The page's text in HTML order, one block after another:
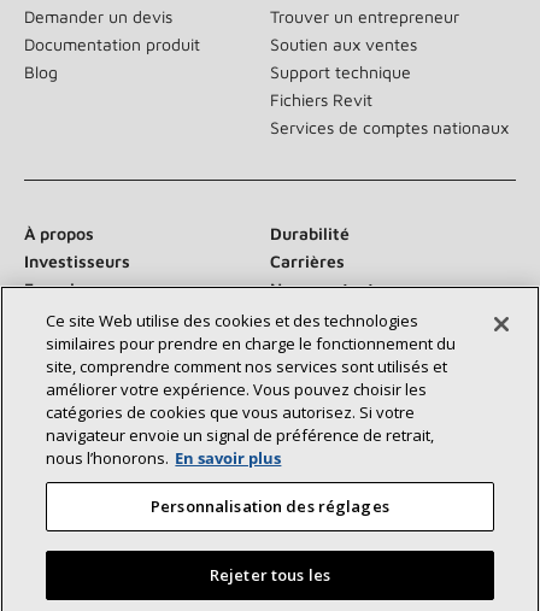
Demander un devis
Documentation produit
Blog
Trouver un entrepreneur
Soutien aux ventes
Support technique
Fichiers Revit
Services de comptes nationaux
À propos
Durabilité
Investisseurs
Carrières
Fournisseurs
Nous contacter
Salle de presse
Communiquez avec nous :
©2026 Lennox International Inc.
Ce site Web utilise des cookies et des technologies
similaires pour prendre en charge le fonctionnement du
site, comprendre comment nos services sont utilisés et
améliorer votre expérience. Vous pouvez choisir les
catégories de cookies que vous autorisez. Si votre
navigateur envoie un signal de préférence de retrait,
nous l’honorons. En savoir plus
Personnalisation des réglages
Rejeter tous les